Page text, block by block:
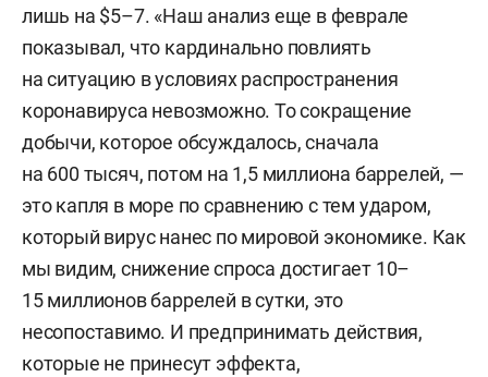
лишь на $5–7. «Наш анализ еще в феврале
показывал, что кардинально повлиять
на ситуацию в условиях распространения
коронавируса невозможно. То сокращение
добычи, которое обсуждалось, сначала
на 600 тысяч, потом на 1,5 миллиона баррелей, —
это капля в море по сравнению с тем ударом,
который вирус нанес по мировой экономике. Как
мы видим, снижение спроса достигает 10–
15 миллионов баррелей в сутки, это
несопоставимо. И предпринимать действия,
которые не принесут эффекта,